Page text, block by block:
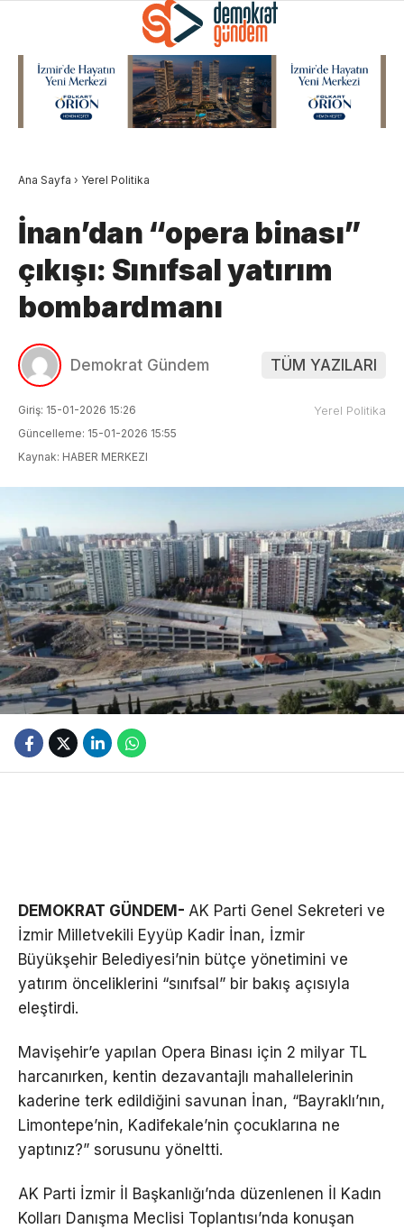
Ana Sayfa › Yerel Politika
İnan’dan “opera binası”
çıkışı: Sınıfsal yatırım
bombardmanı
Demokrat Gündem TÜM YAZILARI
Giriş: 15-01-2026 15:26
Güncelleme: 15-01-2026 15:55
Kaynak: HABER MERKEZI
Yerel Politika
DEMOKRAT GÜNDEM- AK Parti Genel Sekreteri ve
İzmir Milletvekili Eyyüp Kadir İnan, İzmir
Büyükşehir Belediyesi’nin bütçe yönetimini ve
yatırım önceliklerini “sınıfsal” bir bakış açısıyla
eleştirdi.
Mavişehir’e yapılan Opera Binası için 2 milyar TL
harcanırken, kentin dezavantajlı mahallelerinin
kaderine terk edildiğini savunan İnan, “Bayraklı’nın,
Limontepe’nin, Kadifekale’nin çocuklarına ne
yaptınız?” sorusunu yöneltti.
AK Parti İzmir İl Başkanlığı’nda düzenlenen İl Kadın
Kolları Danışma Meclisi Toplantısı’nda konuşan